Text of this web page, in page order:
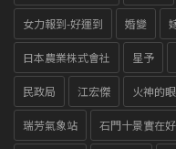
女力報到-好運到 婚變
日本農業株式會社 星予
民政局 江宏傑 火神的
瑞芳氣象站 石門十景實在